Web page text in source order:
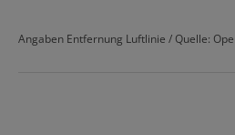
Angaben Entfernung Luftlinie / Quelle: